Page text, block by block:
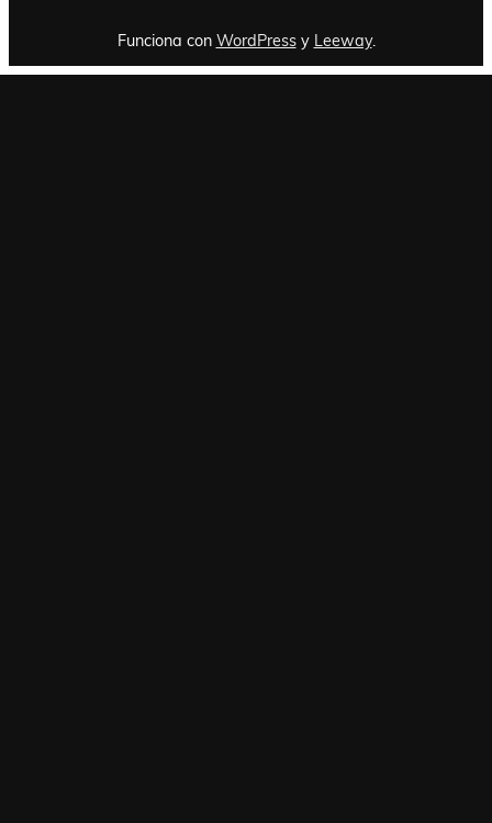
Funciona con WordPressy Leeway.